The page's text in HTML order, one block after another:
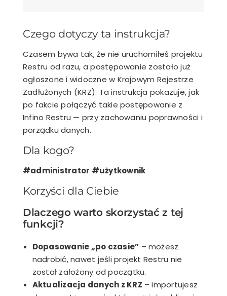
Czego dotyczy ta instrukcja?
Czasem bywa tak, że nie uruchomiłeś projektu
Restru od razu, a postępowanie zostało już
ogłoszone i widoczne w Krajowym Rejestrze
Zadłużonych (KRZ). Ta instrukcja pokazuje, jak
po fakcie połączyć takie postępowanie z
Infino Restru — przy zachowaniu poprawności i
porządku danych.
Dla kogo?
#administrator #użytkownik
Korzyści dla Ciebie
Dlaczego warto skorzystać z tej
funkcji?
Dopasowanie „po czasie” – możesz
nadrobić, nawet jeśli projekt Restru nie
został założony od początku.
Aktualizacja danych z KRZ – importujesz